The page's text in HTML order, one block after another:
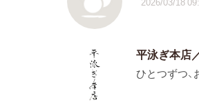
平泳ぎ本店
ひとつずつ、